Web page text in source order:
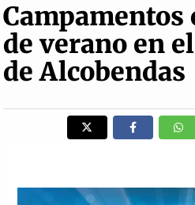
de verano en
de Alcobendas